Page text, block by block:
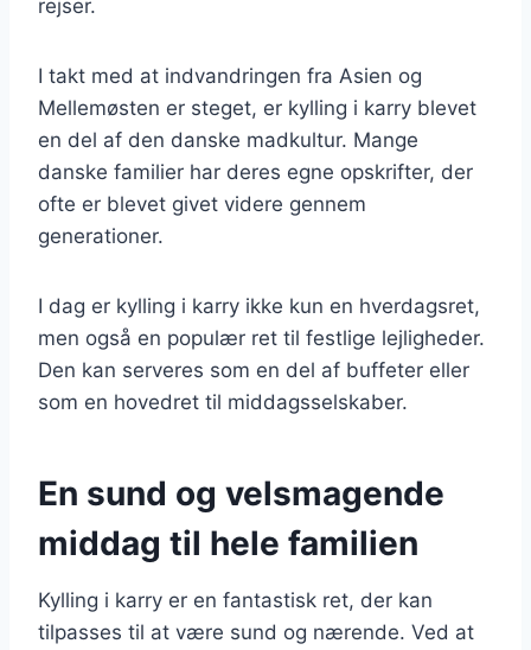
rejser.
I takt med at indvandringen fra Asien og
Mellemøsten er steget, er kylling i karry blevet
en del af den danske madkultur. Mange
danske familier har deres egne opskrifter, der
ofte er blevet givet videre gennem
generationer.
I dag er kylling i karry ikke kun en hverdagsret,
men også en populær ret til festlige lejligheder.
Den kan serveres som en del af buffeter eller
som en hovedret til middagsselskaber.
En sund og velsmagende
middag til hele familien
Kylling i karry er en fantastisk ret, der kan
tilpasses til at være sund og nærende. Ved at